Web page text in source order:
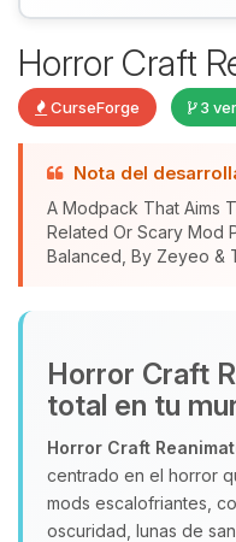
Horror Craft
CurseForge 3
Nota del
A Modpack That Aims
Related Or Scary Mod
Balanced, By Zeyeo &
Horror Craft
total en tu
Horror Craft
centrado en el horror
mods escalofriantes,
oscuridad, lunas de
Yupi, por
hablar! Soy
asistente de